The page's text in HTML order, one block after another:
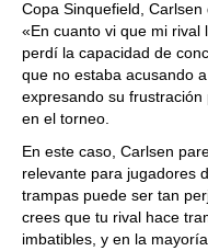
Copa Sinquefield,
«En cuanto vi que mi rival
perdí la capacidad de
que no estaba acusando
expresando su
en el torneo.
En este caso, Carlsen
relevante para jugadores
trampas puede ser tan
crees que tu rival hace
imbatibles, y en la